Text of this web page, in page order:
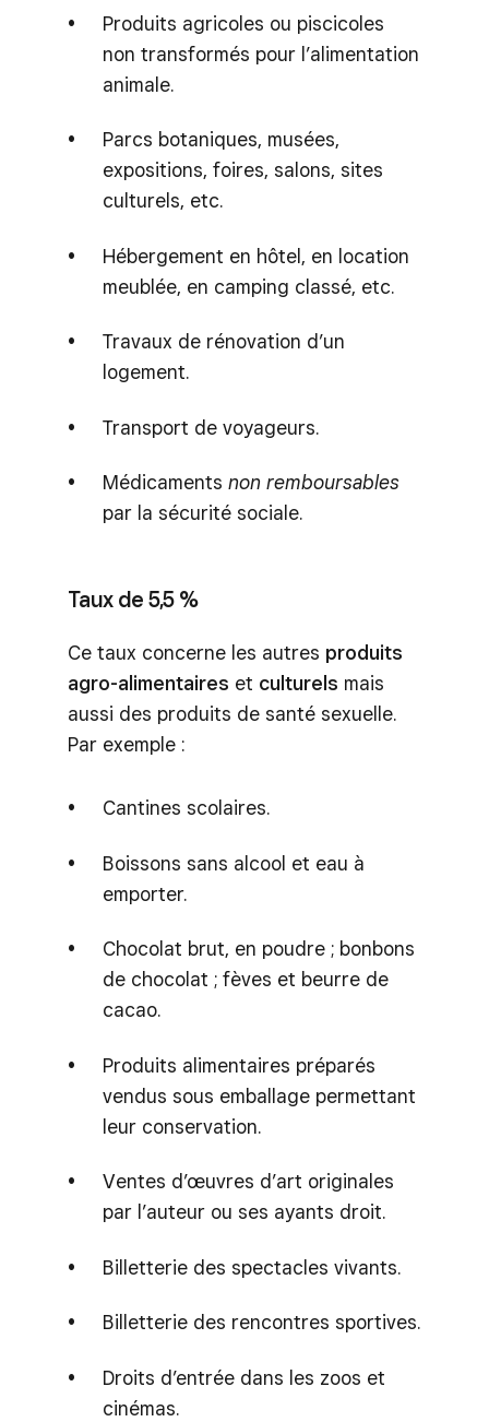
Produits agricoles ou piscicoles
non transformés pour l’alimentation
animale.
Parcs botaniques, musées,
expositions, foires, salons, sites
culturels, etc.
Hébergement en hôtel, en location
meublée, en camping classé, etc.
Travaux de rénovation d’un
logement.
Transport de voyageurs.
Médicaments non remboursables
par la sécurité sociale.
Taux de 5,5 %
Ce taux concerne les autres produits
agro-alimentaires et culturels mais
aussi des produits de santé sexuelle.
Par exemple :
Cantines scolaires.
Boissons sans alcool et eau à
emporter.
Chocolat brut, en poudre ; bonbons
de chocolat ; fèves et beurre de
cacao.
Produits alimentaires préparés
vendus sous emballage permettant
leur conservation.
Ventes d’œuvres d’art originales
par l’auteur ou ses ayants droit.
Billetterie des spectacles vivants.
Billetterie des rencontres sportives.
Droits d’entrée dans les zoos et
cinémas.